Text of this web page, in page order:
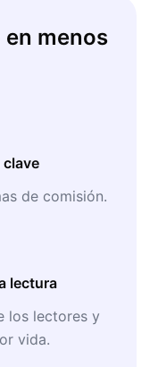
menos
clave
de comisión.
lectura
los lectores y
vida.